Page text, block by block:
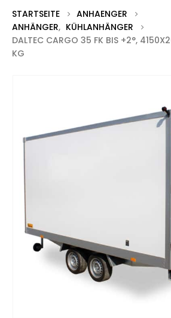
STARTSEITE
ANHAENGER
ANHÄNGER, KÜHLANHÄNGER
DALTEC CARGO 35 FK BIS +2°,
KG